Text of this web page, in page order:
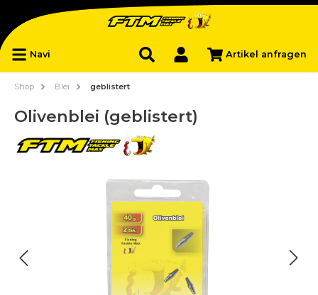
Navi Artikel anfragen
Shop Blei geblistert
Olivenblei (geblistert)